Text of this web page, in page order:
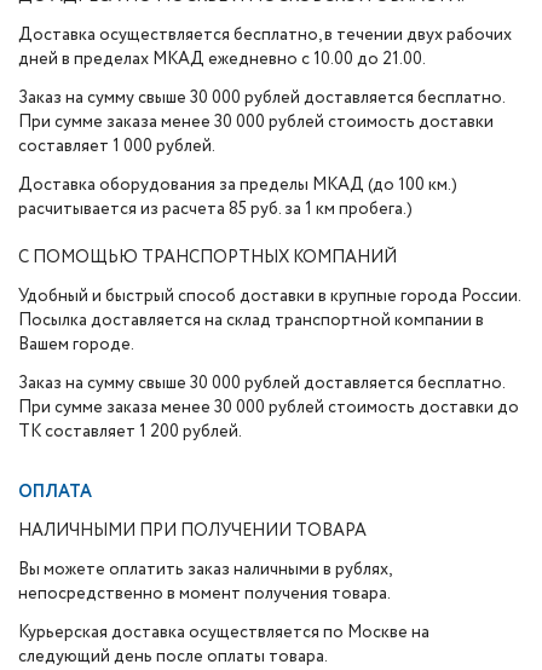
Доставка осуществляется бесплатно, в течении двух рабочих
дней в пределах МКАД ежедневно с 10.00 до 21.00.
Заказ на сумму свыше 30 000 рублей доставляется бесплатно.
При сумме заказа менее 30 000 рублей стоимость доставки
составляет 1 000 рублей.
Доставка оборудования за пределы МКАД (до 100 км.)
расчитывается из расчета 85 руб. за 1 км пробега.)
С ПОМОЩЬЮ ТРАНСПОРТНЫХ КОМПАНИЙ
Удобный и быстрый способ доставки в крупные города России.
Посылка доставляется на склад транспортной компании в
Вашем городе.
Заказ на сумму свыше 30 000 рублей доставляется бесплатно.
При сумме заказа менее 30 000 рублей стоимость доставки до
ТК составляет 1 200 рублей.
ОПЛАТА
НАЛИЧНЫМИ ПРИ ПОЛУЧЕНИИ ТОВАРА
Вы можете оплатить заказ наличными в рублях,
непосредственно в момент получения товара.
Курьерская доставка осуществляется по Москве на
следующий день после оплаты товара.